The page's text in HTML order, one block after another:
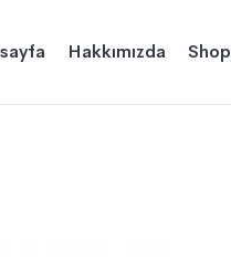
Hakkımızda Shop